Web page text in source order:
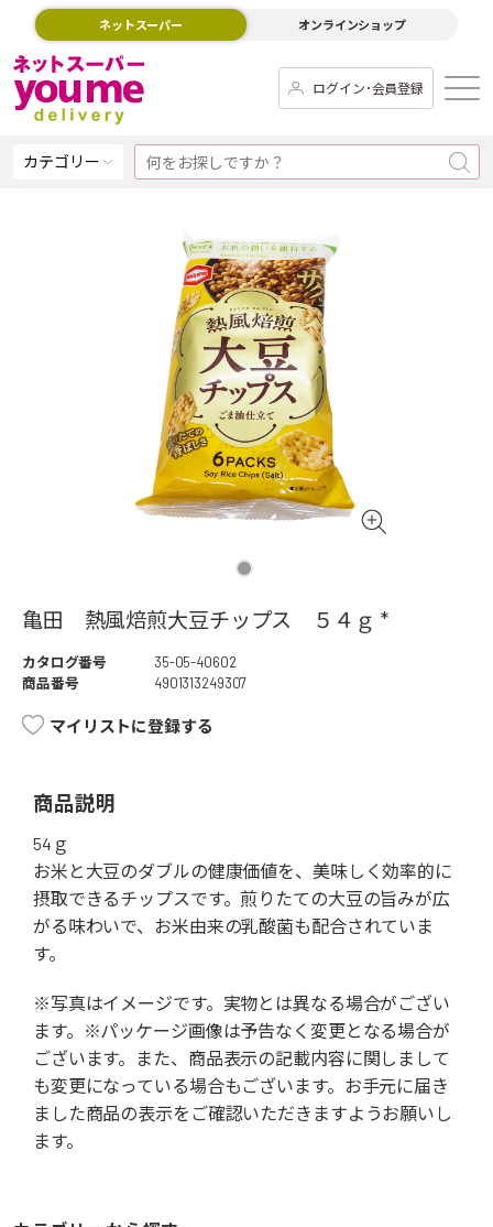
ネットスーパー オンラインショップ
ログイン･会員登録
カテゴリー
亀田 熱風焙煎大豆チップス ５４ｇ *
カタログ番号
35-05-40602
商品番号
4901313249307
マイリストに登録する
商品説明
54ｇ
お米と大豆のダブルの健康価値を、美味しく効率的に
摂取できるチップスです。煎りたての大豆の旨みが広
がる味わいで、お米由来の乳酸菌も配合されていま
す。
※写真はイメージです。実物とは異なる場合がござい
ます。※パッケージ画像は予告なく変更となる場合が
ございます。また、商品表示の記載内容に関しまして
も変更になっている場合もございます。お手元に届き
ました商品の表示をご確認いただきますようお願いし
ます。